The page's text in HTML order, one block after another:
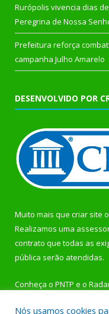
Rurópolis vivencia dias
Peregrina de Nossa
Prefeitura reforça
campanha Julho Amarelo
DESENVOLVIDO POR
Muito mais que criar site
Realizamos uma
contrato que todas as
pública serão atendidas.
Conheça o PNTP e o
Nós usamos cookies